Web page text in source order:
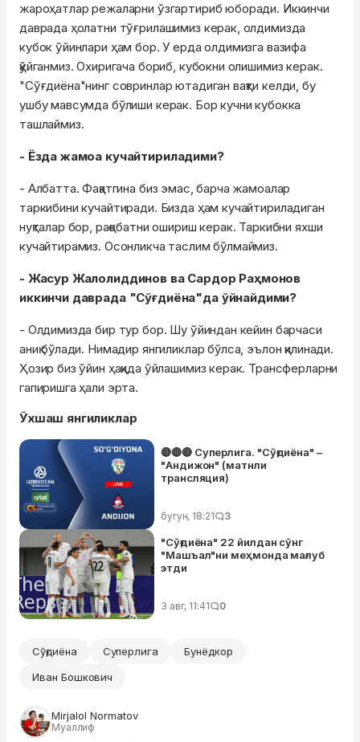
жароҳатлар режаларни ўзгартириб юборади. Иккинчи
даврада ҳолатни тўғрилашимиз керак, олдимизда
кубок ўйинлари ҳам бор. У ерда олдимизга вазифа
қўйганмиз. Охиригача бориб, кубокни олишимиз керак.
"Сўғдиёна"нинг совринлар ютадиган вақти келди, бу
ушбу мавсумда бўлиши керак. Бор кучни кубокка
ташлаймиз.
- Ёзда жамоа кучайтириладими?
- Албатта. Фақатгина биз эмас, барча жамоалар
таркибини кучайтиради. Бизда ҳам кучайтириладиган
нуқталар бор, рақобатни ошириш керак. Таркибни яхши
кучайтирамиз. Осонликча таслим бўлмаймиз.
- Жасур Жалолиддинов ва Сардор Раҳмонов
иккинчи даврада "Сўғдиёна"да ўйнайдими?
- Олдимизда бир тур бор. Шу ўйиндан кейин барчаси
аниқ бўлади. Нимадир янгиликлар бўлса, эълон қилинади.
Ҳозир биз ўйин ҳақида ўйлашимиз керак. Трансферларни
гапиришга ҳали эрта.
Ўхшаш янгиликлар
🔴🔴🔴 Суперлига. "Сўғдиёна" –
"Андижон" (матнли
трансляция)
бугун, 18:21 3
"Сўғдиёна" 22 йилдан сўнг
"Машъал"ни меҳмонда мағлуб
этди
3 авг, 11:41 0
Сўғдиёна Суперлига
Бунёдкор
Иван Бошкович
Mirjalol Normatov
Муаллиф